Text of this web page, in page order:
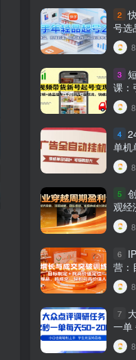
2
号选
巧，
3
课：
川测
4
单机
无需
玩转
5
观经
队搭
变现
6
营：
位，
引高
7
一单
妈首选